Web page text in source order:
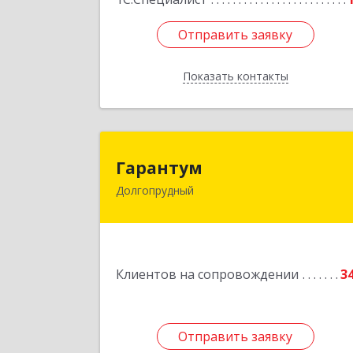
Отправить заявку
Показать контакты
Отправить заявку
Назад
Гарантум
Долгопрудный
Клиентов на сопровождении
Отправить заявку
Отправить заявку